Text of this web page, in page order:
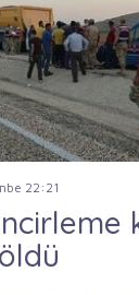
22:21